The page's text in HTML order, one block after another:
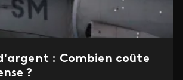
: Combien coûte
?